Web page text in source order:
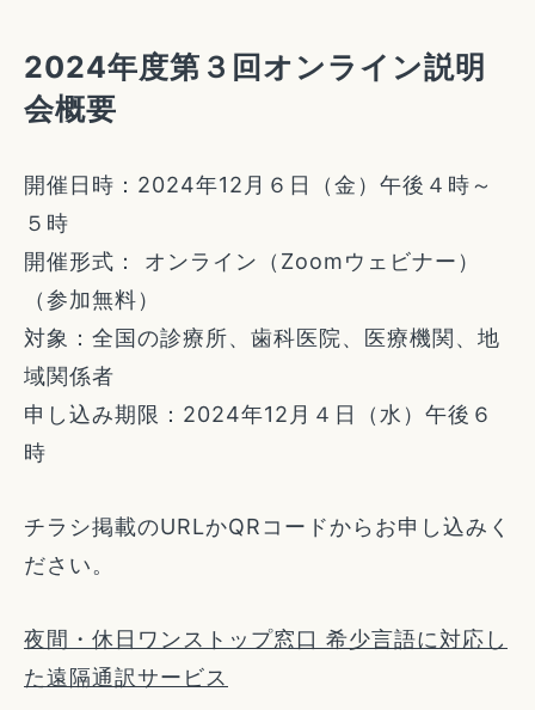
2024年度第３回オンライン説明
会概要
開催日時：2024年12月６日（金）午後４時～
５時
開催形式： オンライン（Zoomウェビナー）
（参加無料）
対象：全国の診療所、歯科医院、医療機関、地
域関係者
申し込み期限：2024年12月４日（水）午後６
時
チラシ掲載のURLかQRコードからお申し込みく
ださい。
夜間・休日ワンストップ窓口 希少言語に対応し
た遠隔通訳サービス